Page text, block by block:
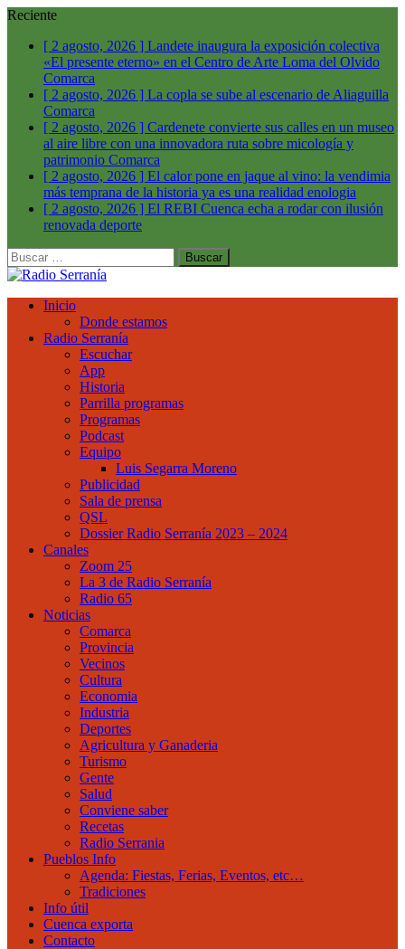
Reciente
[ 2 agosto, 2026 ] Landete inaugura la exposición colectiva
«El presente eterno» en el Centro de Arte Loma del Olvido
Comarca
[ 2 agosto, 2026 ] La copla se sube al escenario de Aliaguilla
Comarca
[ 2 agosto, 2026 ] Cardenete convierte sus calles en un museo
al aire libre con una innovadora ruta sobre micología y
patrimonio Comarca
[ 2 agosto, 2026 ] El calor pone en jaque al vino: la vendimia
más temprana de la historia ya es una realidad enologia
[ 2 agosto, 2026 ] El REBI Cuenca echa a rodar con ilusión
renovada deporte
Buscar:
Inicio
Donde estamos
Radio Serranía
Escuchar
App
Historia
Parrilla programas
Programas
Podcast
Equipo
Luis Segarra Moreno
Publicidad
Sala de prensa
QSL
Dossier Radio Serranía 2023 – 2024
Canales
Zoom 25
La 3 de Radio Serranía
Radio 65
Noticias
Comarca
Provincia
Vecinos
Cultura
Economia
Industria
Deportes
Agricultura y Ganaderia
Turismo
Gente
Salud
Conviene saber
Recetas
Radio Serrania
Pueblos Info
Agenda: Fiestas, Ferias, Eventos, etc…
Tradiciones
Info útil
Cuenca exporta
Contacto